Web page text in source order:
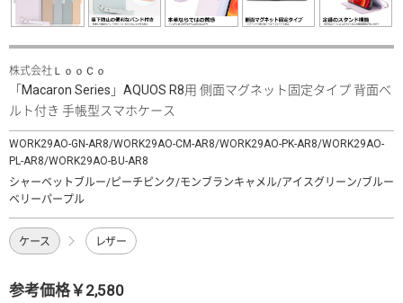
株式会社ＬｏｏＣｏ
「Macaron Series」AQUOS R8用 側面マグネット固定タイプ 背面ベ
ルト付き 手帳型スマホケース
WORK29AO-GN-AR8/WORK29AO-CM-AR8/WORK29AO-PK-AR8/WORK29AO-
PL-AR8/WORK29AO-BU-AR8
シャーベットブルー/ピーチピンク/モンブランキャメル/アイスグリーン/ブルー
ベリーパープル
ケース レザー
参考価格￥2,580